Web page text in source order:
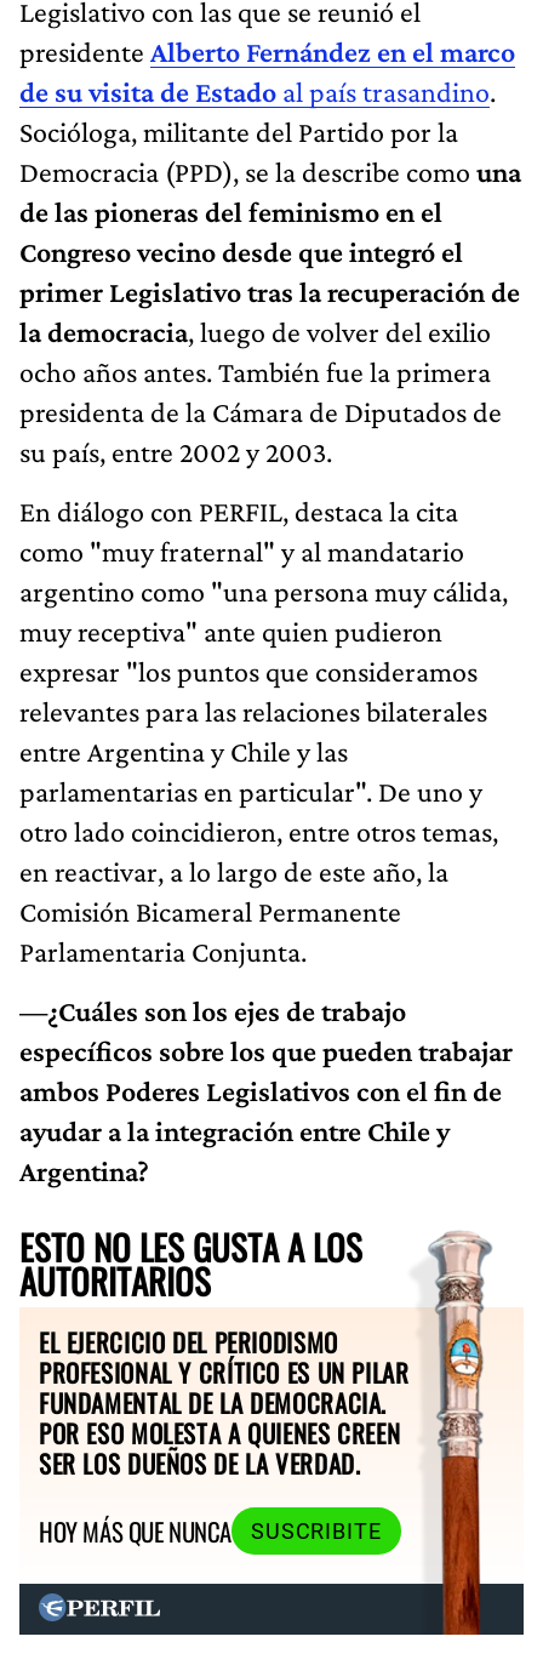
Legislativo con las que se reunió el
presidente Alberto Fernández en el marco
de su visita de Estado al país trasandino.
Socióloga, militante del Partido por la
Democracia (PPD), se la describe como una
de las pioneras del feminismo en el
Congreso vecino desde que integró el
primer Legislativo tras la recuperación de
la democracia, luego de volver del exilio
ocho años antes. También fue la primera
presidenta de la Cámara de Diputados de
su país, entre 2002 y 2003.
En diálogo con PERFIL, destaca la cita
como "muy fraternal" y al mandatario
argentino como "una persona muy cálida,
muy receptiva" ante quien pudieron
expresar "los puntos que consideramos
relevantes para las relaciones bilaterales
entre Argentina y Chile y las
parlamentarias en particular". De uno y
otro lado coincidieron, entre otros temas,
en reactivar, a lo largo de este año, la
Comisión Bicameral Permanente
Parlamentaria Conjunta.
—¿Cuáles son los ejes de trabajo
específicos sobre los que pueden trabajar
ambos Poderes Legislativos con el fin de
ayudar a la integración entre Chile y
Argentina?
ESTO NO LES GUSTA A LOS
AUTORITARIOS
EL EJERCICIO DEL PERIODISMO
PROFESIONAL Y CRÍTICO ES UN PILAR
FUNDAMENTAL DE LA DEMOCRACIA.
POR ESO MOLESTA A QUIENES CREEN
SER LOS DUEÑOS DE LA VERDAD.
HOY MÁS QUE NUNCA
SUSCRIBITE